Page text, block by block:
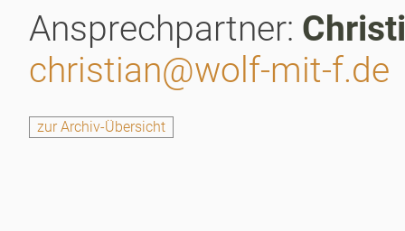
Ansprechpartner:
christian@wolf-mit-f.de
zur Archiv-Übersicht